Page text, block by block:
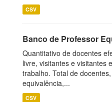
CSV
Banco de Professor
Quantitativo de docentes
livre, visitantes e visitantes
trabalho. Total de
equivalência,...
CSV